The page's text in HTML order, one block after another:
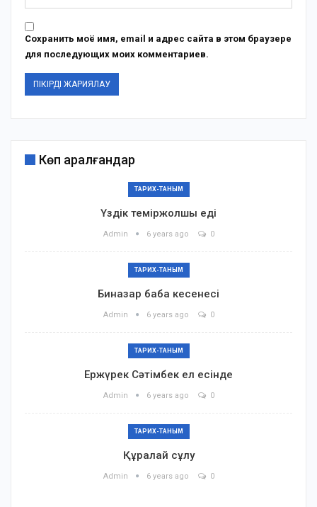
Сохранить моё имя, email и адрес сайта в этом браузере
для последующих моих комментариев.
Көп қаралғандар
ТАРИХ-ТАНЫМ
Үздік теміржолшы еді
Admin 6 years ago 0
ТАРИХ-ТАНЫМ
Биназар баба кесенесі
Admin 6 years ago 0
ТАРИХ-ТАНЫМ
Ержүрек Сәтімбек ел есінде
Admin 6 years ago 0
ТАРИХ-ТАНЫМ
Құралай сұлу
Admin 6 years ago 0